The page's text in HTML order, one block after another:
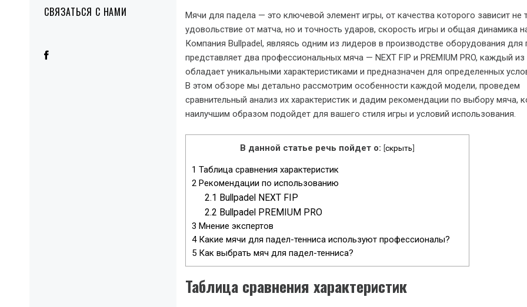
СВЯЗАТЬСЯ С НАМИ
Мячи для падела — это ключевой элемент игры, от качества которого зависит не
удовольствие от матча, но и точность ударов, скорость игры и общая динамика
Компания Bullpadel, являясь одним из лидеров в производстве оборудования для
представляет два профессиональных мяча — NEXT FIP и PREMIUM PRO, каждый
обладает уникальными характеристиками и предназначен для определенных
В этом обзоре мы детально рассмотрим особенности каждой модели, проведем
сравнительный анализ их характеристик и дадим рекомендации по выбору мяча,
наилучшим образом подойдет для вашего стиля игры и условий использования.
В данной статье речь пойдет о: [скрыть]
1 Таблица сравнения характеристик
2 Рекомендации по использованию
2.1 Bullpadel NEXT FIP
2.2 Bullpadel PREMIUM PRO
3 Мнение экспертов
4Какие мячи для падел-тенниса используют профессионалы?
5 Как выбрать мяч для падел-тенниса?
Таблица сравнения характеристик